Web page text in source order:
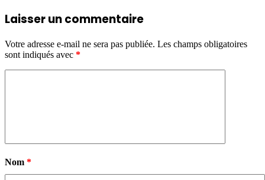
Laisser un commentaire
Votre adresse e-mail ne sera pas publiée. Les champs obligatoires
sont indiqués avec *
Nom *